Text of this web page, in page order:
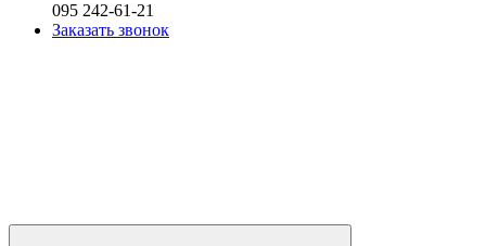
095 242-61-21
Заказать звонок